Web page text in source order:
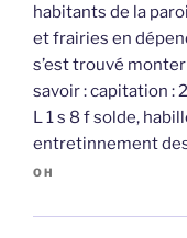
habitants de la
et frairies en
s’est trouvé
savoir : capitation :
L 1 s 8 f solde,
entretinnement
OH